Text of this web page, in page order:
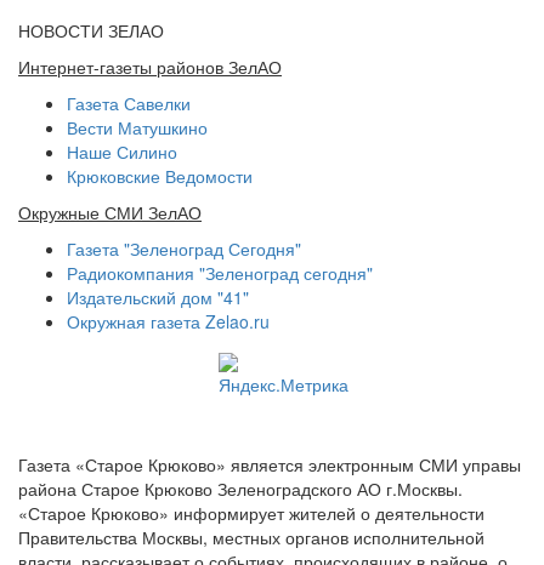
НОВОСТИ ЗЕЛАО
Интернет-газеты районов ЗелАО
Газета Савелки
Вести Матушкино
Наше Силино
Крюковские Ведомости
Окружные СМИ ЗелАО
Газета "Зеленоград Сегодня"
Радиокомпания "Зеленоград сегодня"
Издательский дом "41"
Окружная газета Zelao.ru
Газета «Старое Крюково» является электронным СМИ управы
района Старое Крюково Зеленоградского АО г.Москвы.
«Старое Крюково» информирует жителей о деятельности
Правительства Москвы, местных органов исполнительной